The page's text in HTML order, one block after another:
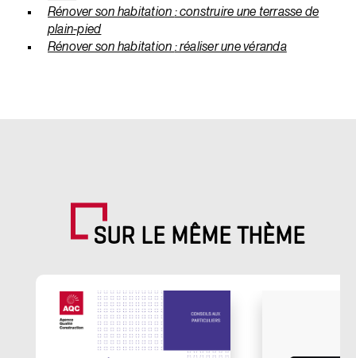
Rénover son habitation : construire une terrasse de
plain-pied
Rénover son habitation : réaliser une véranda
SUR LE MÊME THÈME